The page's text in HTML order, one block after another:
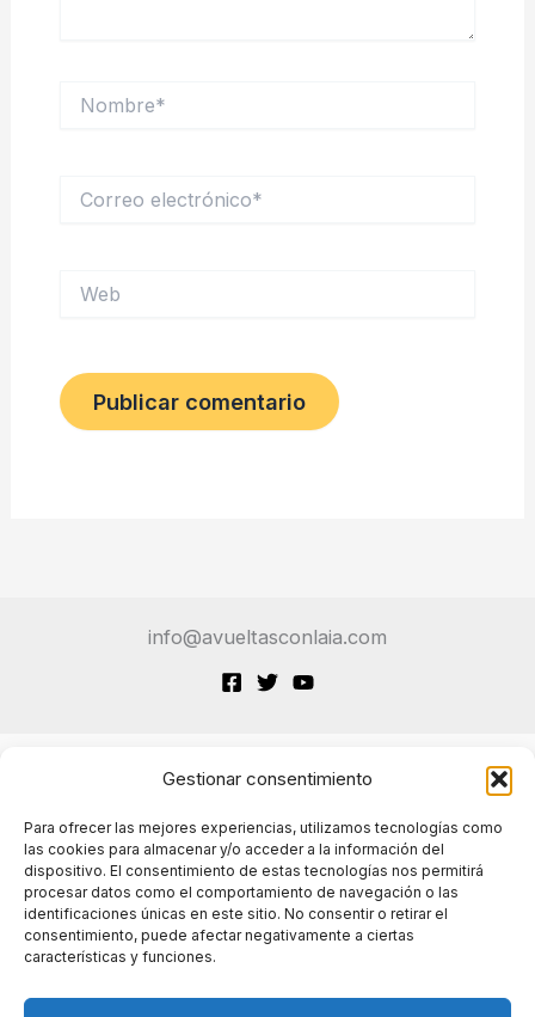
Gestionar consentimiento
Para ofrecer las mejores experiencias, utilizamos tecnologías como
las cookies para almacenar y/o acceder a la información del
dispositivo. El consentimiento de estas tecnologías nos permitirá
procesar datos como el comportamiento de navegación o las
identificaciones únicas en este sitio. No consentir o retirar el
consentimiento, puede afectar negativamente a ciertas
características y funciones.
electrónico*
info@avueltasconlaia.com
Políticas de cookies
Políticas de privacidad